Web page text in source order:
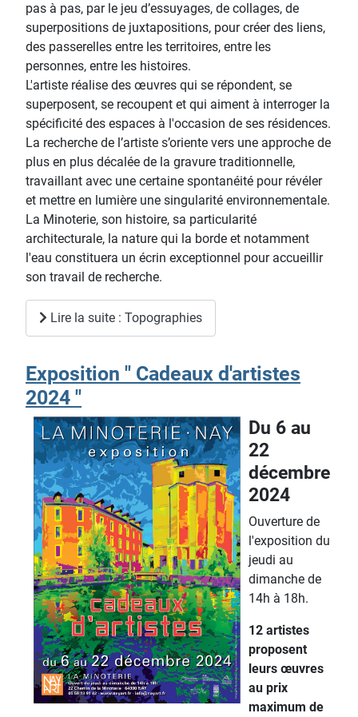
pas à pas, par le jeu d’essuyages, de collages, de
superpositions de juxtapositions, pour créer des liens,
des passerelles entre les territoires, entre les
personnes, entre les histoires.
L'artiste réalise des œuvres qui se répondent, se
superposent, se recoupent et qui aiment à interroger la
spécificité des espaces à l'occasion de ses résidences.
La recherche de l’artiste s’oriente vers une approche de
plus en plus décalée de la gravure traditionnelle,
travaillant avec une certaine spontanéité pour révéler
et mettre en lumière une singularité environnementale.
La Minoterie, son histoire, sa particularité
architecturale, la nature qui la borde et notamment
l'eau constituera un écrin exceptionnel pour accueillir
son travail de recherche.
Lire la suite : Topographies
Exposition " Cadeaux d'artistes
2024 "
Du 6 au
22
décembre
2024
Ouverture de
l'exposition du
jeudi au
dimanche de
14h à 18h.
12 artistes
proposent
leurs œuvres
au prix
maximum de